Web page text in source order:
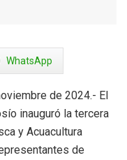
WhatsApp
de 2024.- El
inauguró la tercera
y Acuacultura
de